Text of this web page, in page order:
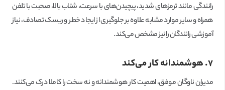
رانندگی مانند ترمزهای شدید، پیچیدن‌های با سرعت، شتاب بالا، صحبت با تلفن
همراه و سایر موارد مشابه علاوه بر جلوگیری از ایجاد خطر و ریسک تصادف، نیاز
آموزشی رانندگان را نیز مشخص می‌کند.
۷. هوشمندانه کار می‌کند
مدیران ناوگان موفق، اهمیت کار هوشمندانه و نه سخت را کاملا درک می‌کنند.